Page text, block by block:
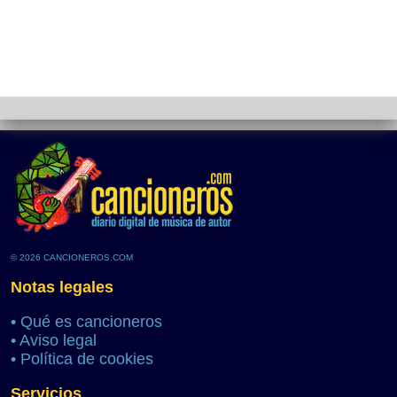
© 2026 CANCIONEROS.COM
Notas legales
• Qué es cancioneros
• Aviso legal
• Política de cookies
Servicios